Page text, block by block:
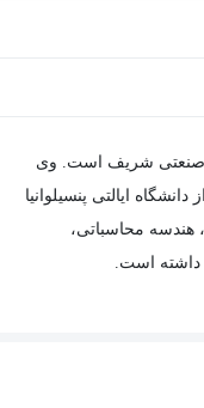
صنعتی شریف است. وی
ایالتی پنسیلوانیا
محاسباتی،
داشته است.